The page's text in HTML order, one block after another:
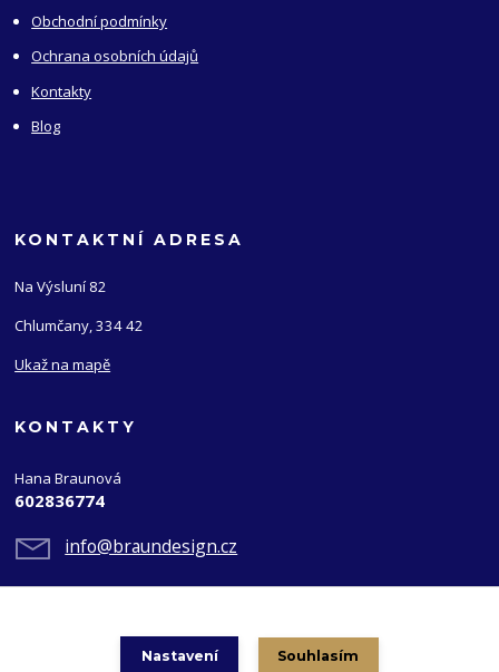
Obchodní podmínky
Ochrana osobních údajů
Kontakty
Blog
KONTAKTNÍ ADRESA
Na Výsluní 82
Chlumčany, 334 42
Ukaž na mapě
KONTAKTY
Hana Braunová
602836774
info@braundesign.cz
Nastavení Souhlasím